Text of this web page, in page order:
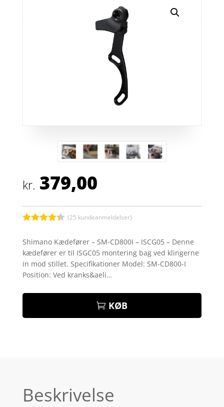
kr. 379,00
ud af 5
baseret
på
kundebedø
mmelser
(25 kundeanmeldelser)
Shimano Kædefører – SM-CD800I – ISCG05 – Denne
kædefører er til ISGC05 montering bag ved klingerne
in mod stillet. Specifikationer Model: SM-CD800-I
Position: Ved kranks&aeli…
KØB
Beskrivelse